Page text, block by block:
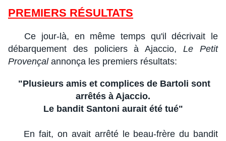
PREMIERS RÉSULTATS
Ce jour-là, en même temps qu'il décrivait le
débarquement des policiers à Ajaccio,Le Petit
Provençalannonça les premiers résultats:
"Plusieurs amis et complices de Bartoli sont
arrêtés à Ajaccio.
Le bandit Santoni aurait été tué"
En fait, on avait arrêté le beau-frère du bandit